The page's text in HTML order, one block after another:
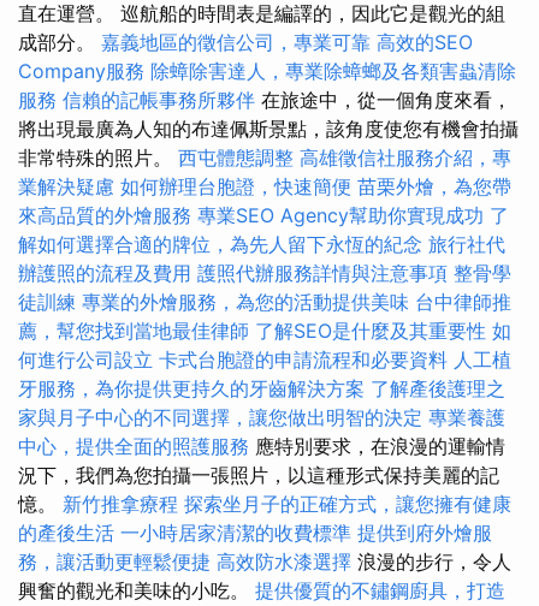
直在運營。 巡航船的時間表是編譯的，因此它是觀光的組
成部分。 嘉義地區的徵信公司，專業可靠 高效的SEO
Company服務 除蟑除害達人，專業除蟑螂及各類害蟲清除
服務 信賴的記帳事務所夥伴 在旅途中，從一個角度來看，
將出現最廣為人知的布達佩斯景點，該角度使您有機會拍攝
非常特殊的照片。 西屯體態調整 高雄徵信社服務介紹，專
業解決疑慮 如何辦理台胞證，快速簡便 苗栗外燴，為您帶
來高品質的外燴服務 專業SEO Agency幫助你實現成功 了
解如何選擇合適的牌位，為先人留下永恆的紀念 旅行社代
辦護照的流程及費用 護照代辦服務詳情與注意事項 整骨學
徒訓練 專業的外燴服務，為您的活動提供美味 台中律師推
薦，幫您找到當地最佳律師 了解SEO是什麼及其重要性 如
何進行公司設立 卡式台胞證的申請流程和必要資料 人工植
牙服務，為你提供更持久的牙齒解決方案 了解產後護理之
家與月子中心的不同選擇，讓您做出明智的決定 專業養護
中心，提供全面的照護服務 應特別要求，在浪漫的運輸情
況下，我們為您拍攝一張照片，以這種形式保持美麗的記
憶。 新竹推拿療程 探索坐月子的正確方式，讓您擁有健康
的產後生活 一小時居家清潔的收費標準 提供到府外燴服
務，讓活動更輕鬆便捷 高效防水漆選擇 浪漫的步行，令人
興奮的觀光和美味的小吃。 提供優質的不鏽鋼廚具，打造